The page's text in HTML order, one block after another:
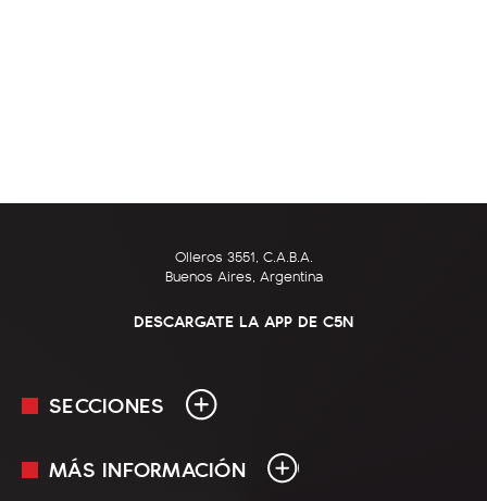
Olleros 3551, C.A.B.A.
Buenos Aires, Argentina
DESCARGATE LA APP DE C5N
SECCIONES
En Vivo
MÁS INFORMACIÓN